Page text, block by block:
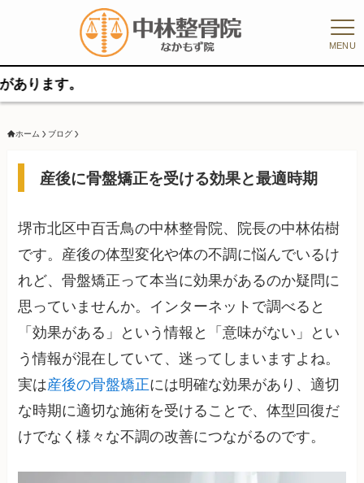
MENU
ホーム ブログ
産後に骨盤矯正を受ける効果と最適時期
堺市北区中百舌鳥の中林整骨院、院長の中林佑樹
です。産後の体型変化や体の不調に悩んでいるけ
れど、骨盤矯正って本当に効果があるのか疑問に
思っていませんか。インターネットで調べると
「効果がある」という情報と「意味がない」とい
う情報が混在していて、迷ってしまいますよね。
実は産後の骨盤矯正には明確な効果があり、適切
な時期に適切な施術を受けることで、体型回復だ
けでなく様々な不調の改善につながるのです。